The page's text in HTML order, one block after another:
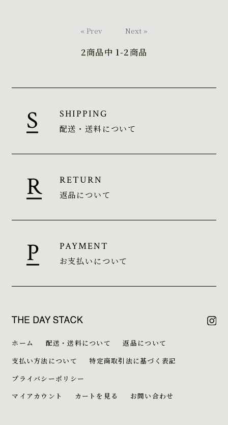
« Prev Next »
2商品中 1-2商品
SHIPPING
配送・送料について
RETURN
返品について
PAYMENT
お支払いについて
ホーム 配送・送料について
返品について
支払い方法について
特定商取引法に基づく表記
プライバシーポリシー
マイアカウント
カートを見る お問い合わせ